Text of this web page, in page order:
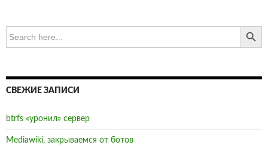
for:
SEARCH
СВЕЖИЕ ЗАПИСИ
btrfs «уронил» сервер
Mediawiki, закрываемся от ботов